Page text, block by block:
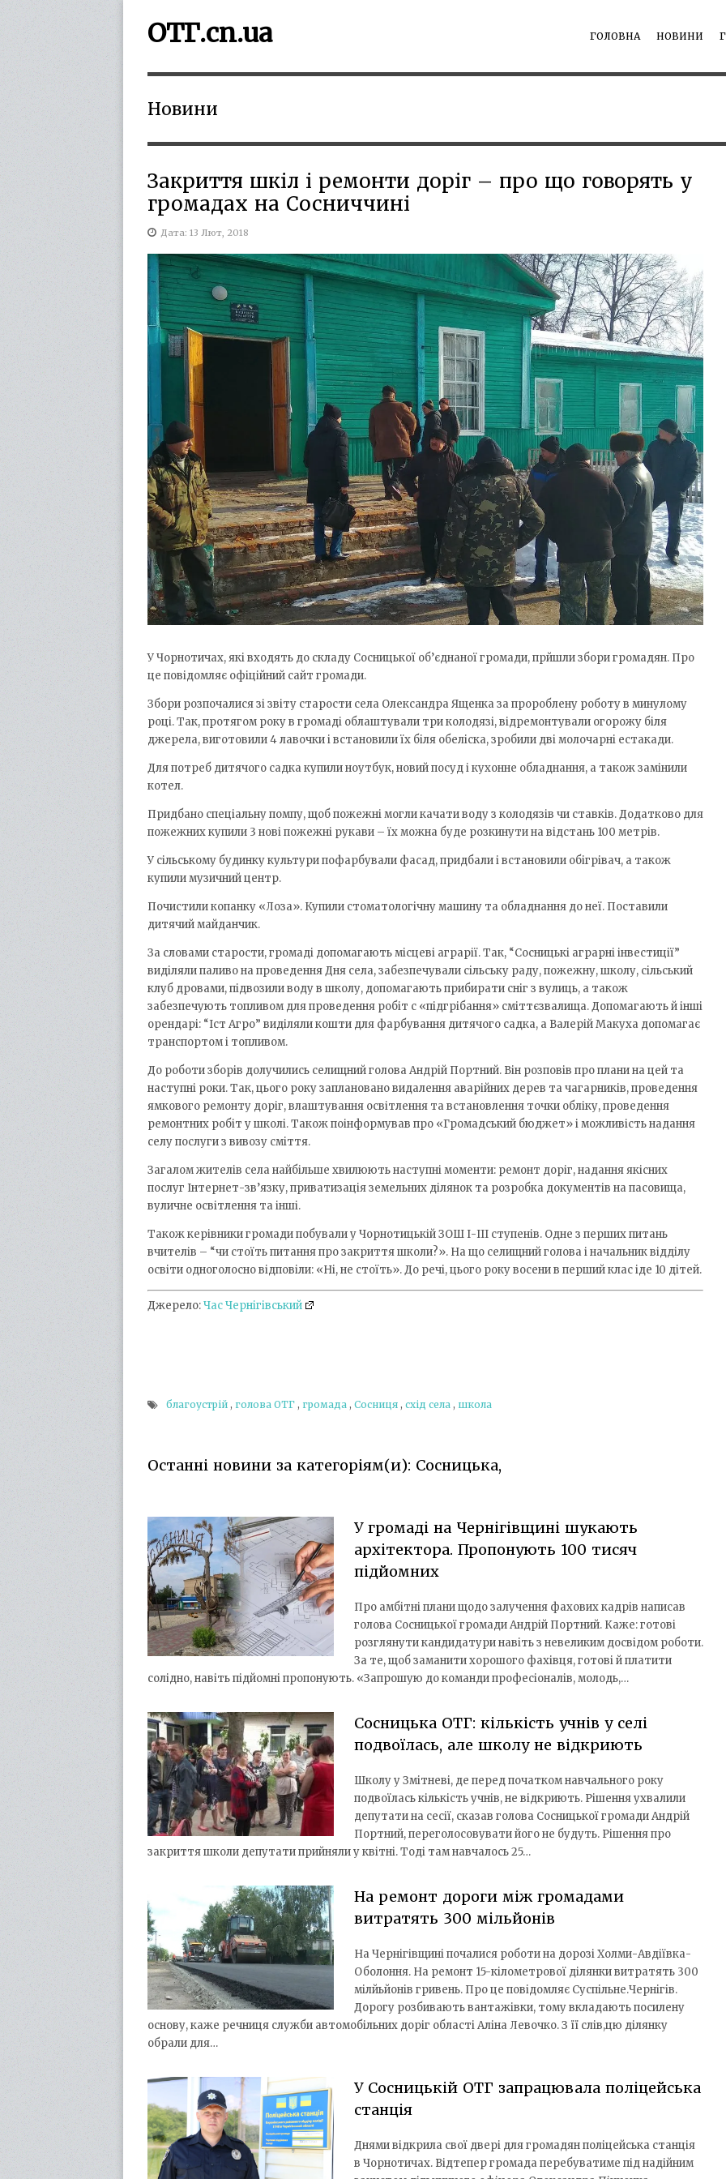
ГОЛОВНА НОВИНИ
ОТГ.cn.ua
Новини
Закриття шкіл і ремонти доріг – про що говорять у
громадах на Сосниччині
Дата: 13 Лют, 2018
У Чорнотичах, які входять до складу Сосницької об’єднаної громади, прйшли збори громадян. Про
це повідомляє офіційний сайт громади.
Збори розпочалися зі звіту старости села Олександра Ященка за пророблену роботу в минулому
році. Так, протягом року в громаді облаштували три колодязі, відремонтували огорожу біля
джерела, виготовили 4 лавочки і встановили їх біля обеліска, зробили дві молочарні естакади.
Для потреб дитячого садка купили ноутбук, новий посуд і кухонне обладнання, а також замінили
котел.
Придбано спеціальну помпу, щоб пожежні могли качати воду з колодязів чи ставків. Додатково для
пожежних купили 3 нові пожежні рукави – їх можна буде розкинути на відстань 100 метрів.
У сільському будинку культури пофарбували фасад, придбали і встановили обігрівач, а також
купили музичний центр.
Почистили копанку «Лоза». Купили стоматологічну машину та обладнання до неї. Поставили
дитячий майданчик.
За словами старости, громаді допомагають місцеві аграрії. Так, “Сосницькі аграрні інвестиції”
виділяли паливо на проведення Дня села, забезпечували сільську раду, пожежну, школу, сільський
клуб дровами, підвозили воду в школу, допомагають прибирати сніг з вулиць, а також
забезпечують топливом для проведення робіт с «підгрібання» сміттєзвалища. Допомагають й інші
орендарі: “Іст Агро” виділяли кошти для фарбування дитячого садка, а Валерій Макуха допомагає
транспортом і топливом.
До роботи зборів долучились селищний голова Андрій Портний. Він розповів про плани на цей та
наступні роки. Так, цього року заплановано видалення аварійних дерев та чагарників, проведення
ямкового ремонту доріг, влаштування освітлення та встановлення точки обліку, проведення
ремонтних робіт у школі. Також поінформував про «Громадський бюджет» і можливість надання
селу послуги з вивозу сміття.
Загалом жителів села найбільше хвилюють наступні моменти: ремонт доріг, надання якісних
послуг Інтернет-зв’язку, приватизація земельних ділянок та розробка документів на пасовища,
вуличне освітлення та інші.
Також керівники громади побували у Чорнотицькій ЗОШ І-ІІІ ступенів. Одне з перших питань
вчителів – “чи стоїть питання про закриття школи?». На що селищний голова і начальник відділу
освіти одноголосно відповіли: «Ні, не стоїть». До речі, цього року восени в перший клас іде 10 дітей.
Джерело:Час Чернігівський
благоустрій , голова ОТГ , громада , Сосниця , схід села , школа
Останні новини за категоріям(и): Сосницька,
У громаді на Чернігівщині шукають
архітектора. Пропонують 100 тисяч
підйомних
Про амбітні плани щодо залучення фахових кадрів написав
голова Сосницької громади Андрій Портний. Каже: готові
розглянути кандидатури навіть з невеликим досвідом роботи.
За те, щоб заманити хорошого фахівця, готові й платити
солідно, навіть підйомні пропонують. «Запрошую до команди професіоналів, молодь,…
Сосницька ОТГ: кількість учнів у селі
подвоїлась, але школу не відкриють
Школу у Змітневі, де перед початком навчального року
подвоїлась кількість учнів, не відкриють. Рішення ухвалили
депутати на сесії, сказав голова Сосницької громади Андрій
Портний, переголосовувати його не будуть. Рішення про
закриття школи депутати прийняли у квітні. Тоді там навчалось 25…
На ремонт дороги між громадами
витратять 300 мільйонів
На Чернігівщині почалися роботи на дорозі Холми-Авдіївка-
Оболоння. На ремонт 15-кілометрової ділянки витратять 300
мілйьйонів гривень. Про це повідомляє Суспільне.Чернігів.
Дорогу розбивають вантажівки, тому вкладають посилену
основу, каже речниця служби автомобільних доріг області Аліна Левочко. З її слів,цю ділянку
обрали для…
У Сосницькій ОТГ запрацювала поліцейська
станція
Днями відкрила свої двері для громадян поліцейська станція
в Чорнотичах. Відтепер громада перебуватиме під надійним